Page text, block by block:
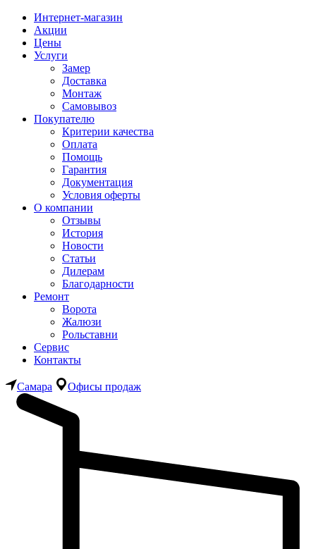
Интернет-магазин
Акции
Цены
Услуги
Замер
Доставка
Монтаж
Самовывоз
Покупателю
Критерии качества
Оплата
Помощь
Гарантия
Документация
Условия оферты
О компании
Отзывы
История
Новости
Статьи
Дилерам
Благодарности
Ремонт
Ворота
Жалюзи
Рольставни
Сервис
Контакты
Самара Офисы продаж